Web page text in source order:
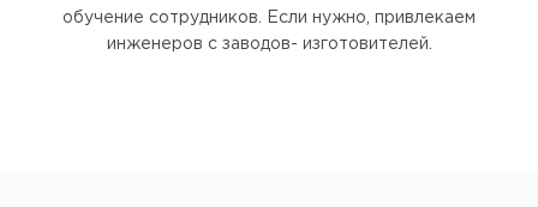
обучение сотрудников. Если нужно, привлекаем
инженеров с заводов- изготовителей.